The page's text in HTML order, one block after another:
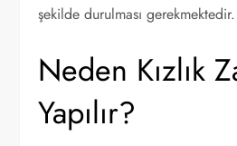
şekilde durulması gerekmektedir.
Neden Kızlık
Yapılır?